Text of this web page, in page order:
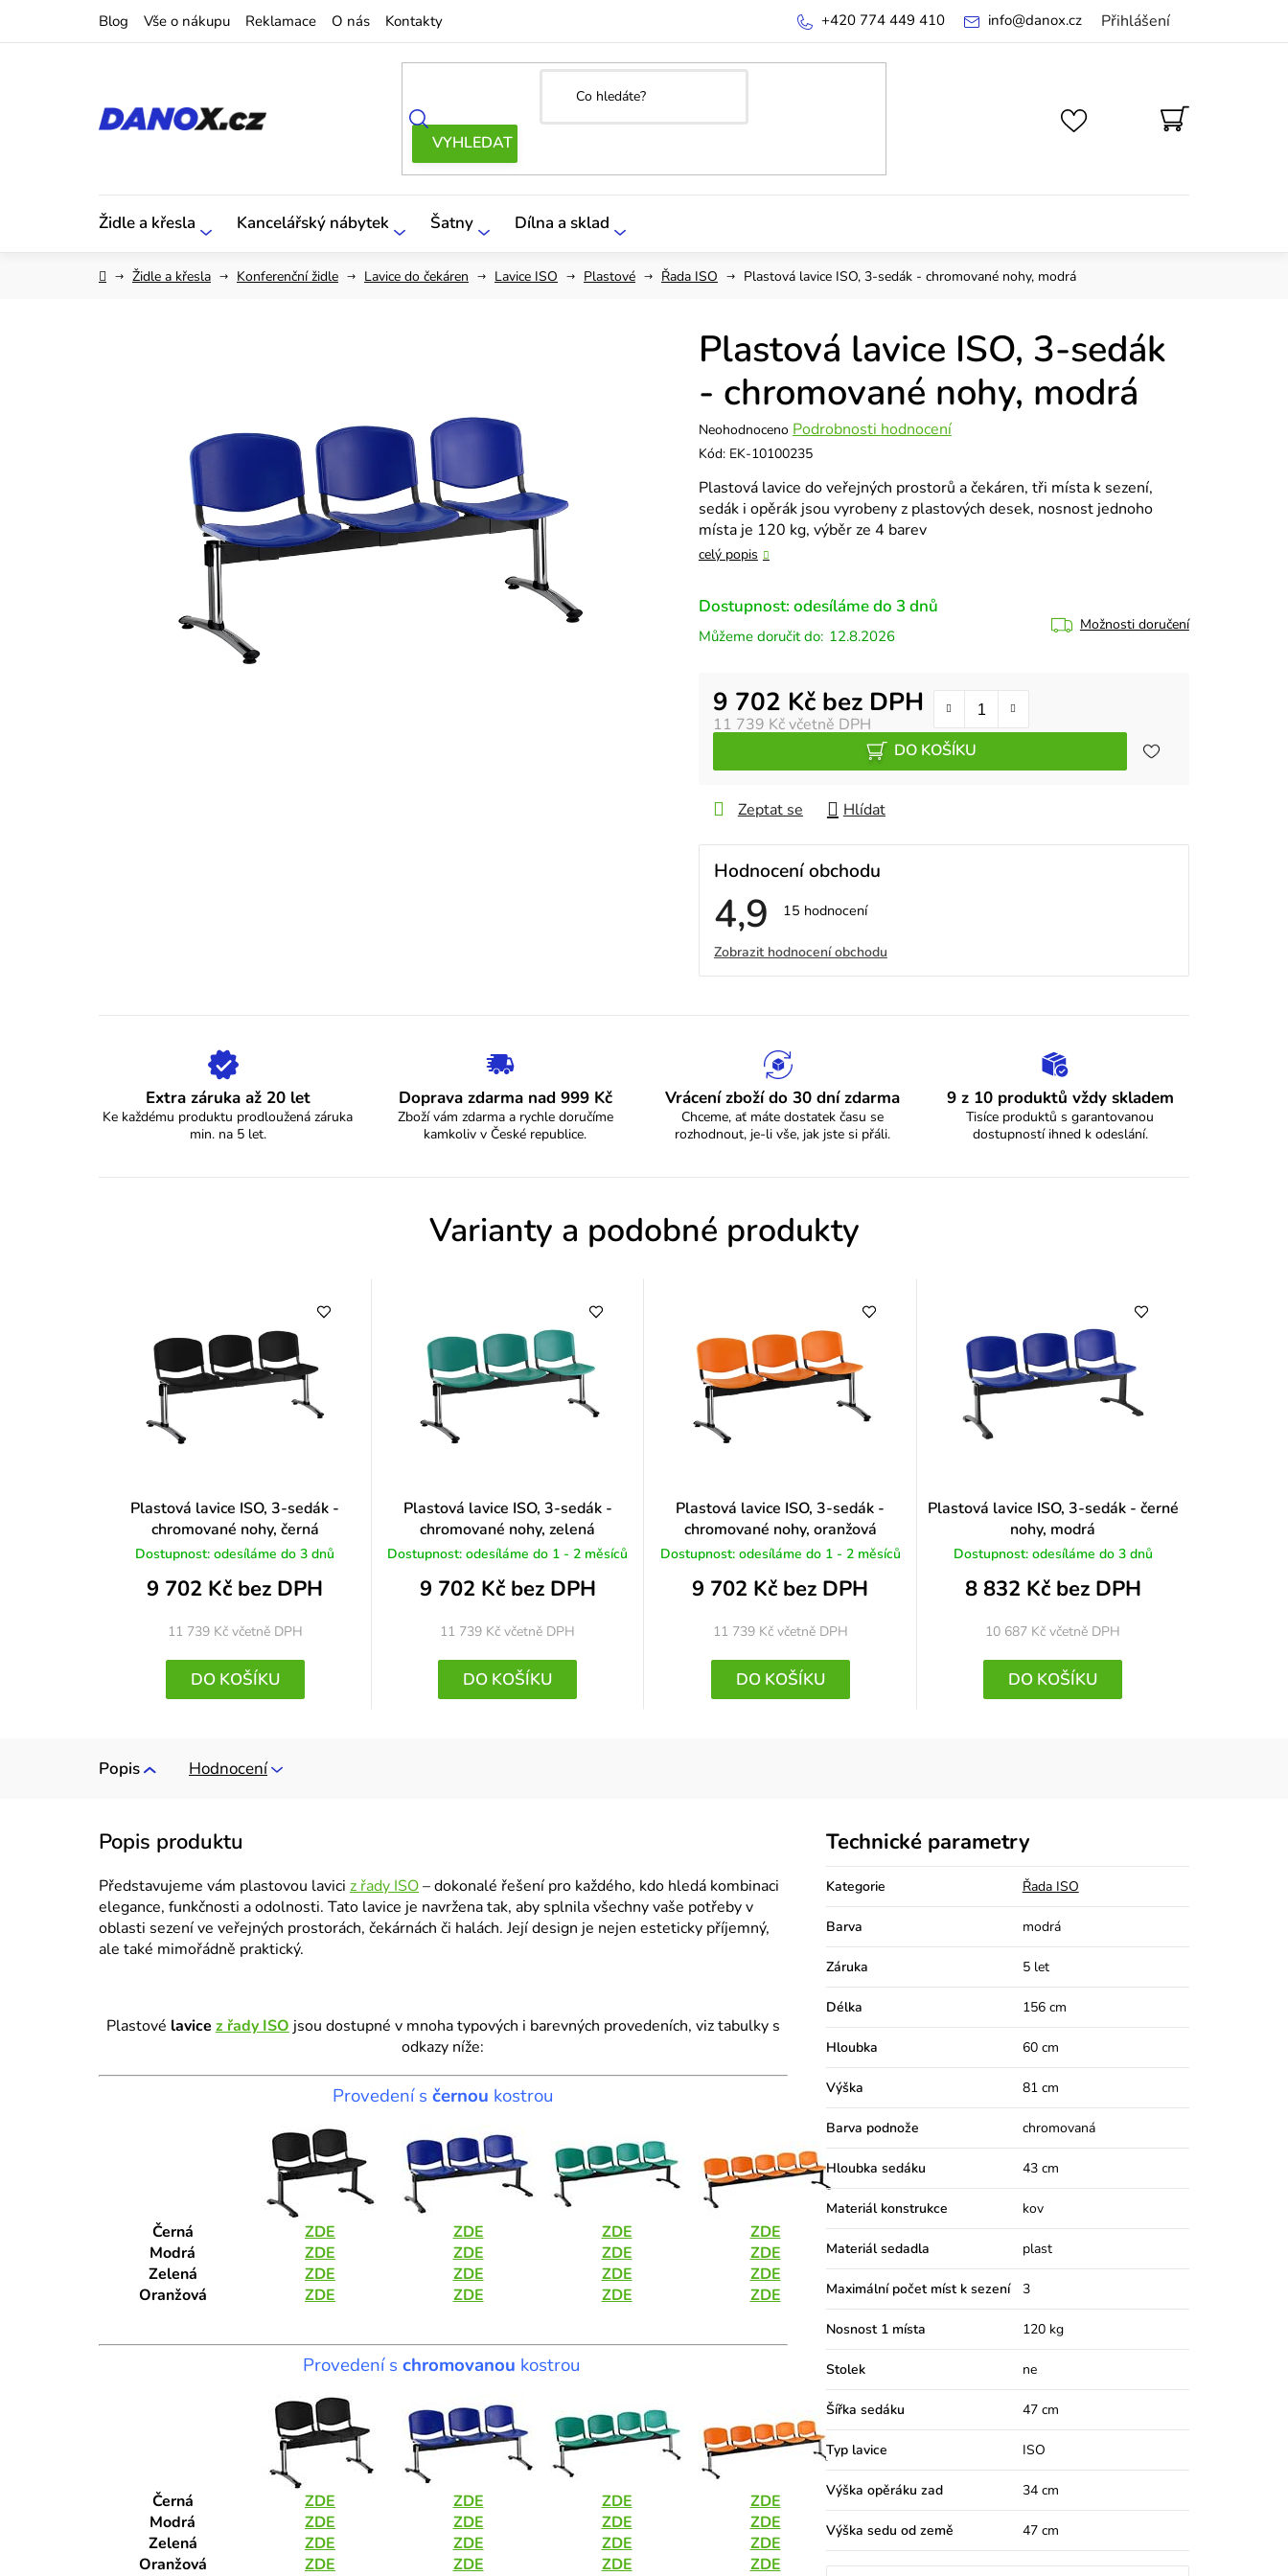
Blog Vše o nákupu Reklamace O nás Kontakty Přihlášení
info@danox.cz
+420 774 449 410
NÁKUPNÍ
KOŠÍK
Židle a křesla Kancelářský nábytek Šatny Dílna a sklad
DomůŽidle a křesla Konferenční židle Lavice do čekáren Lavice ISO Plastové Řada ISO Plastová lavice ISO, 3-sedák - chromované nohy, modrá
Plastová lavice ISO, 3-sedák
- chromované nohy, modrá
Průměrné
hodnocení
je
0,0
z
5
Neohodnoceno Podrobnosti hodnocení
Kód: EK-10100235
Plastová lavice do veřejných prostorů a čekáren, tři místa k sezení,
sedák i opěrák jsou vyrobeny z plastových desek, nosnost jednoho
místa je 120 kg, výběr ze 4 barev
celý popis
Dostupnost: odesíláme do 3 dnů
12.8.2026
Možnosti doručení
11 739 Kčvčetně DPH
9 702 Kč bez DPH
Měrná cena:
DO KOŠÍKU
Zeptat se Hlídat
Hodnocení obchodu
4,9 Průměrné
obchodu
je
4,9
hvězdiček.
15 hodnocení
V
ý
p
s
h
o
d
n
c
e
n
í
Zobrazit hodnocení obchodu
Extra záruka až 20 let
Ke každému produktu prodloužená záruka
min. na 5 let.
Doprava zdarma nad 999 Kč
Zboží vám zdarma a rychle doručíme
kamkoliv v České republice.
Vrácení zboží do 30 dní zdarma
Chceme, ať máte dostatek času se
rozhodnout, je-li vše, jak jste si přáli.
9 z 10 produktů vždy skladem
Tisíce produktů s garantovanou
dostupností ihned k odeslání.
Varianty a podobné produkty
Plastová lavice ISO, 3-sedák -
chromované nohy, černá
Dostupnost: odesíláme do 3 dnů
9 702 Kč bez DPH
11 739 Kč včetně DPH
DO KOŠÍKU
Plastová lavice ISO, 3-sedák -
chromované nohy, zelená
Dostupnost: odesíláme do 1 - 2 měsíců
9 702 Kč bez DPH
11 739 Kčvčetně DPH
DO KOŠÍKU
Plastová lavice ISO, 3-sedák -
chromované nohy, oranžová
Dostupnost: odesíláme do 1 - 2 měsíců
9 702 Kč bez DPH
11 739 Kč včetně DPH
DO KOŠÍKU
Plastová lavice ISO, 3-sedák - černé
nohy, modrá
Dostupnost: odesíláme do 3 dnů
8 832 Kč bez DPH
10 687 Kčvčetně DPH
DO KOŠÍKU
Popis Hodnocení
Představujeme vám plastovou lavici z řady ISO– dokonalé řešení pro každého, kdo hledá kombinaci
elegance, funkčnosti a odolnosti. Tato lavice je navržena tak, aby splnila všechny vaše potřeby v
oblasti sezení ve veřejných prostorách, čekárnách či halách. Její design je nejen esteticky příjemný,
ale také mimořádně praktický.
Plastové lavice z řady ISO jsou dostupné v mnoha typových i barevných provedeních, viz tabulky s
odkazy níže:
Provedení sčernou kostrou
Černá ZDE ZDE ZDE
ZDE
Modrá
ZDE ZDE ZDE
ZDE
Zelená
ZDE ZDE ZDE
ZDE
Oranžová
ZDE ZDE ZDE ZDE
Provedení s chromovanou kostrou
Černá ZDE ZDE ZDE
ZDE
Modrá
ZDE ZDE ZDE
ZDE
Zelená
ZDE ZDE ZDE
ZDE
Oranžová
ZDE ZDE ZDE ZDE
Technické parametry
Kategorie Řada ISO
Barva modrá
Záruka 5 let
Délka 156 cm
Hloubka 60 cm
Výška 81 cm
Barva podnože chromovaná
Hloubka sedáku 43 cm
Materiál konstrukce kov
Materiál sedadla plast
Maximální počet míst k sezení 3
Nosnost 1 místa 120 kg
Stolek ne
Šířka sedáku 47 cm
Typ lavice ISO
Výška opěráku zad 34 cm
Výška sedu od země 47 cm